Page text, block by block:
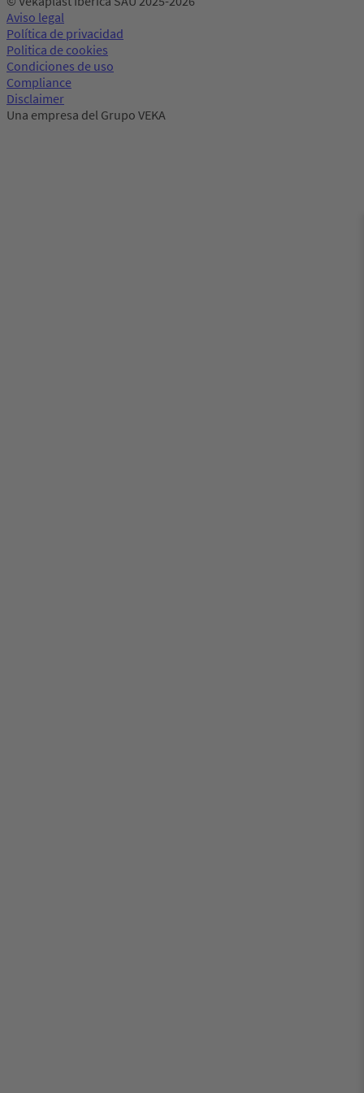
Aviso legal
Política de privacidad
Politica de cookies
Condiciones de uso
Compliance
Disclaimer
Una empresa del Grupo VEKA